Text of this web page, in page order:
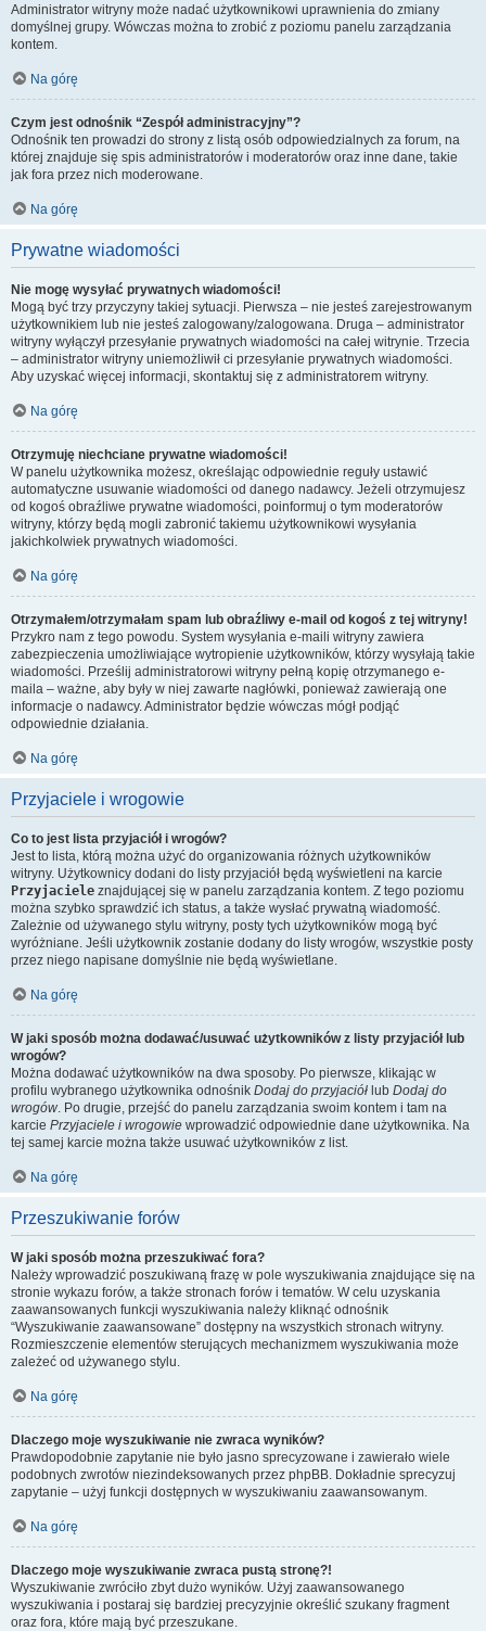
Administrator witryny może nadać użytkownikowi uprawnienia do zmiany
domyślnej grupy. Wówczas można to zrobić z poziomu panelu zarządzania
kontem.
Na górę
Czym jest odnośnik “Zespół administracyjny”?
Odnośnik ten prowadzi do strony z listą osób odpowiedzialnych za forum, na
której znajduje się spis administratorów i moderatorów oraz inne dane, takie
jak fora przez nich moderowane.
Na górę
Prywatne wiadomości
Nie mogę wysyłać prywatnych wiadomości!
Mogą być trzy przyczyny takiej sytuacji. Pierwsza – nie jesteś zarejestrowanym
użytkownikiem lub nie jesteś zalogowany/zalogowana. Druga – administrator
witryny wyłączył przesyłanie prywatnych wiadomości na całej witrynie. Trzecia
– administrator witryny uniemożliwił ci przesyłanie prywatnych wiadomości.
Aby uzyskać więcej informacji, skontaktuj się z administratorem witryny.
Na górę
Otrzymuję niechciane prywatne wiadomości!
W panelu użytkownika możesz, określając odpowiednie reguły ustawić
automatyczne usuwanie wiadomości od danego nadawcy. Jeżeli otrzymujesz
od kogoś obraźliwe prywatne wiadomości, poinformuj o tym moderatorów
witryny, którzy będą mogli zabronić takiemu użytkownikowi wysyłania
jakichkolwiek prywatnych wiadomości.
Na górę
Otrzymałem/otrzymałam spam lub obraźliwy e-mail od kogoś z tej witryny!
Przykro nam z tego powodu. System wysyłania e-maili witryny zawiera
zabezpieczenia umożliwiające wytropienie użytkowników, którzy wysyłają takie
wiadomości. Prześlij administratorowi witryny pełną kopię otrzymanego e-
maila – ważne, aby były w niej zawarte nagłówki, ponieważ zawierają one
informacje o nadawcy. Administrator będzie wówczas mógł podjąć
odpowiednie działania.
Na górę
Przyjaciele i wrogowie
Co to jest lista przyjaciół i wrogów?
Jest to lista, którą można użyć do organizowania różnych użytkowników
witryny. Użytkownicy dodani do listy przyjaciół będą wyświetleni na karcie
Przyjaciele znajdującej się w panelu zarządzania kontem. Z tego poziomu
można szybko sprawdzić ich status, a także wysłać prywatną wiadomość.
Zależnie od używanego stylu witryny, posty tych użytkowników mogą być
wyróżniane. Jeśli użytkownik zostanie dodany do listy wrogów, wszystkie posty
przez niego napisane domyślnie nie będą wyświetlane.
Na górę
W jaki sposób można dodawać/usuwać użytkowników z listy przyjaciół lub
wrogów?
Można dodawać użytkowników na dwa sposoby. Po pierwsze, klikając w
profilu wybranego użytkownika odnośnik Dodaj do przyjaciół lub Dodaj do
wrogów. Po drugie, przejść do panelu zarządzania swoim kontem i tam na
karcie Przyjaciele i wrogowie wprowadzić odpowiednie dane użytkownika. Na
tej samej karcie można także usuwać użytkowników z list.
Na górę
Przeszukiwanie forów
W jaki sposób można przeszukiwać fora?
Należy wprowadzić poszukiwaną frazę w pole wyszukiwania znajdujące się na
stronie wykazu forów, a także stronach forów i tematów. W celu uzyskania
zaawansowanych funkcji wyszukiwania należy kliknąć odnośnik
“Wyszukiwanie zaawansowane” dostępny na wszystkich stronach witryny.
Rozmieszczenie elementów sterujących mechanizmem wyszukiwania może
zależeć od używanego stylu.
Na górę
Dlaczego moje wyszukiwanie nie zwraca wyników?
Prawdopodobnie zapytanie nie było jasno sprecyzowane i zawierało wiele
podobnych zwrotów niezindeksowanych przez phpBB. Dokładnie sprecyzuj
zapytanie – użyj funkcji dostępnych w wyszukiwaniu zaawansowanym.
Na górę
Dlaczego moje wyszukiwanie zwraca pustą stronę?!
Wyszukiwanie zwróciło zbyt dużo wyników. Użyj zaawansowanego
wyszukiwania i postaraj się bardziej precyzyjnie określić szukany fragment
oraz fora, które mają być przeszukane.